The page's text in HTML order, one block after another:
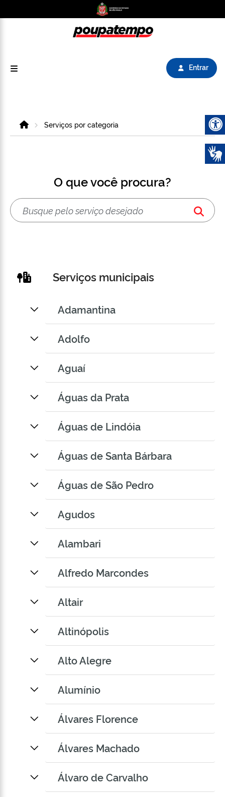
Entrar
HomeServiços por categoria
O que você procura?
Serviços municipais
Adamantina
Adolfo
Aguaí
Águas da Prata
Águas de Lindóia
Águas de Santa Bárbara
Águas de São Pedro
Agudos
Alambari
Alfredo Marcondes
Altair
Altinópolis
Alto Alegre
Alumínio
Álvares Florence
Álvares Machado
Álvaro de Carvalho